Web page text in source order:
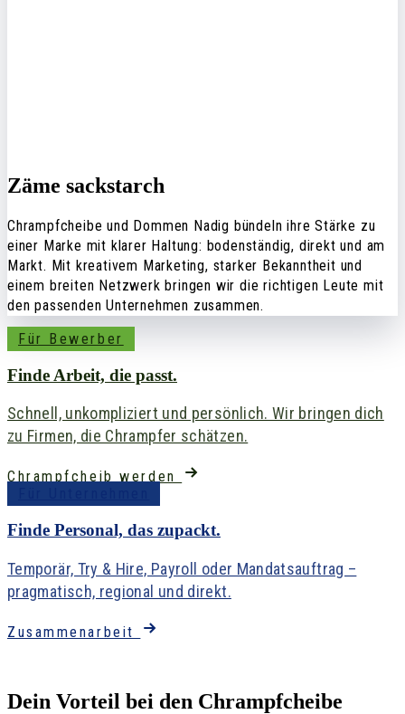
Zäme sackstarch
Chrampfcheibe und Dommen Nadig bündeln ihre Stärke zu
einer Marke mit klarer Haltung: bodenständig, direkt und am
Markt. Mit kreativem Marketing, starker Bekanntheit und
einem breiten Netzwerk bringen wir die richtigen Leute mit
den passenden Unternehmen zusammen.
Für Bewerber
Finde Arbeit, die passt.
Schnell, unkompliziert und persönlich. Wir bringen dich
zu Firmen, die Chrampfer schätzen.
Chrampfcheib werden
Finde Personal, das zupackt.
Temporär, Try & Hire, Payroll oder Mandatsauftrag –
pragmatisch, regional und direkt.
Zusammenarbeit
Dein Vorteil bei den Chrampfcheibe